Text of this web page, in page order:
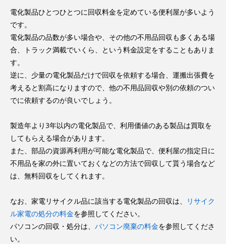
電化製品ひとつひとつに回収料金を定めている便利屋が多いよう
です。
電化製品の品数が多い場合や、その他の不用品回収も多くある場
合、トラック満載でいくら、という料金設定をすることもありま
す。
逆に、少量の電化製品だけで回収を依頼する場合、運搬出張費を
考えると割高になりますので、他の不用品回収や別の依頼のつい
でに依頼するのが良いでしょう。
製造年より3年以内の電化製品で、利用価値のある製品は買取を
してもらえる場合があります。
また、部品の資源再利用が可能な電化製品で、便利屋の指定日に
不用品を家の外に置いておくなどの方法で回収して貰う場合など
は、無料回収をしてくれます。
なお、家電リサイクル品に該当する電化製品の回収は、
リサイク
ル家電の処分の料金を参照してください。
パソコンの回収・処分は、 パソコン廃棄の料金を参照してくださ
い。